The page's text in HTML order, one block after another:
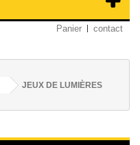
Panier contact
JEUX DE LUMIÈRES